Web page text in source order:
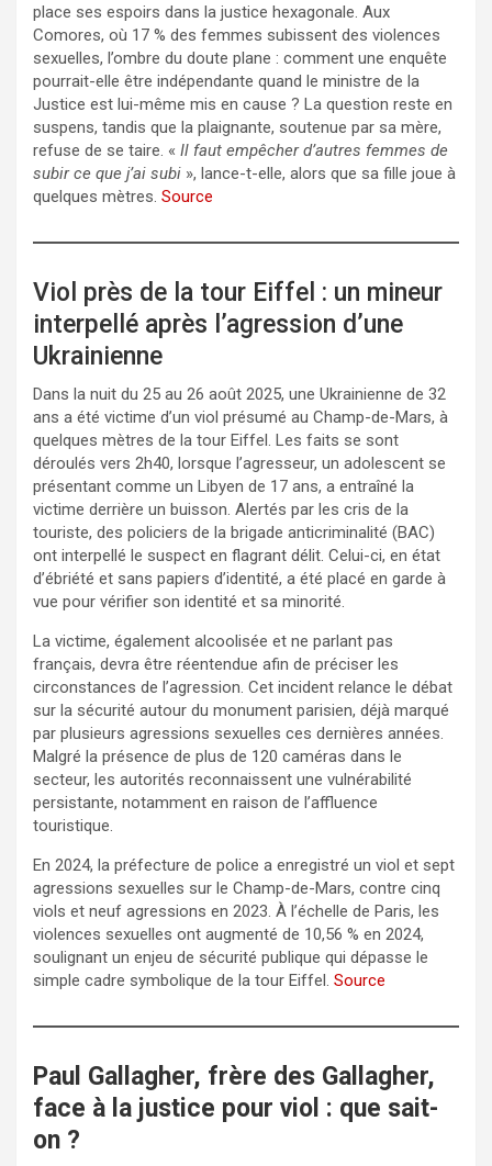
place ses espoirs dans la justice hexagonale. Aux
Comores, où 17 % des femmes subissent des violences
sexuelles, l’ombre du doute plane : comment une enquête
pourrait-elle être indépendante quand le ministre de la
Justice est lui-même mis en cause ? La question reste en
suspens, tandis que la plaignante, soutenue par sa mère,
refuse de se taire. « Il faut empêcher d’autres femmes de
subir ce que j’ai subi », lance-t-elle, alors que sa fille joue à
quelques mètres. Source
Viol près de la tour Eiffel : un mineur
interpellé après l’agression d’une
Ukrainienne
Dans la nuit du 25 au 26 août 2025, une Ukrainienne de 32
ans a été victime d’un viol présumé au Champ-de-Mars, à
quelques mètres de la tour Eiffel. Les faits se sont
déroulés vers 2h40, lorsque l’agresseur, un adolescent se
présentant comme un Libyen de 17 ans, a entraîné la
victime derrière un buisson. Alertés par les cris de la
touriste, des policiers de la brigade anticriminalité (BAC)
ont interpellé le suspect en flagrant délit. Celui-ci, en état
d’ébriété et sans papiers d’identité, a été placé en garde à
vue pour vérifier son identité et sa minorité.
La victime, également alcoolisée et ne parlant pas
français, devra être réentendue afin de préciser les
circonstances de l’agression. Cet incident relance le débat
sur la sécurité autour du monument parisien, déjà marqué
par plusieurs agressions sexuelles ces dernières années.
Malgré la présence de plus de 120 caméras dans le
secteur, les autorités reconnaissent une vulnérabilité
persistante, notamment en raison de l’affluence
touristique.
En 2024, la préfecture de police a enregistré un viol et sept
agressions sexuelles sur le Champ-de-Mars, contre cinq
viols et neuf agressions en 2023. À l’échelle de Paris, les
violences sexuelles ont augmenté de 10,56 % en 2024,
soulignant un enjeu de sécurité publique qui dépasse le
simple cadre symbolique de la tour Eiffel. Source
Paul Gallagher, frère des Gallagher,
face à la justice pour viol : que sait-
on ?